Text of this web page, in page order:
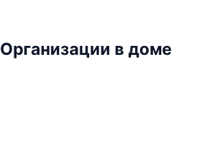
Организации в доме